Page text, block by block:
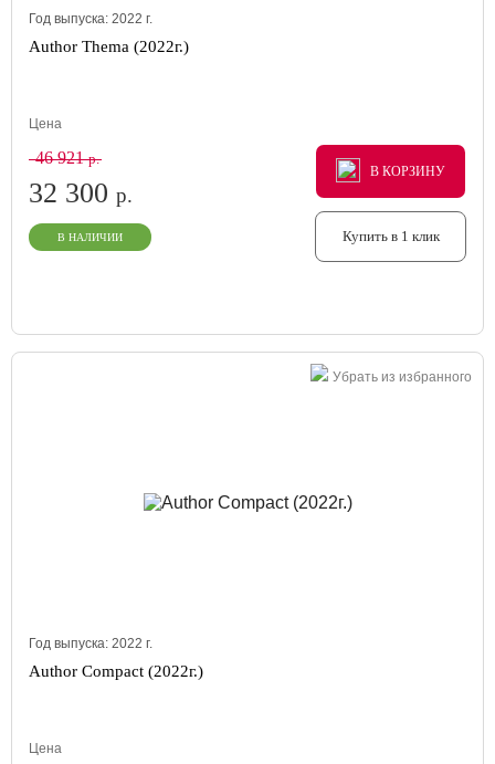
Год выпуска: 2022 г.
Author Thema (2022г.)
Цена
46 921р.
32 300 р.
В НАЛИЧИИ
В КОРЗИНУ
В КОРЗИНУ
В КОРЗИНУ
Купить в 1 клик
Убрать из избранного
Год выпуска: 2022 г.
Author Compact (2022г.)
Цена